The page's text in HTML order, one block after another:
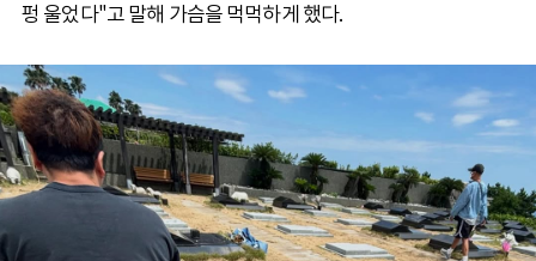
펑 울었다"고 말해 가슴을 먹먹하게 했다.